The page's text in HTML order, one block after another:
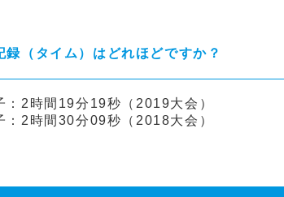
録（タイム）はどれほどですか？
：2時間19分19秒（2019大会）
：2時間30分09秒（2018大会）